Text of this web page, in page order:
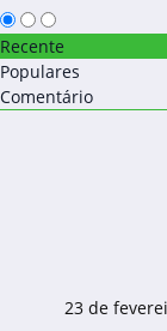
Recente
Populares
Comentário
23 de